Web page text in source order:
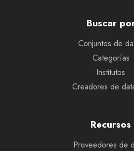
Buscar
Conjuntos de
Categorías
Institutos
Creadores de
Recursos
Proveedores de